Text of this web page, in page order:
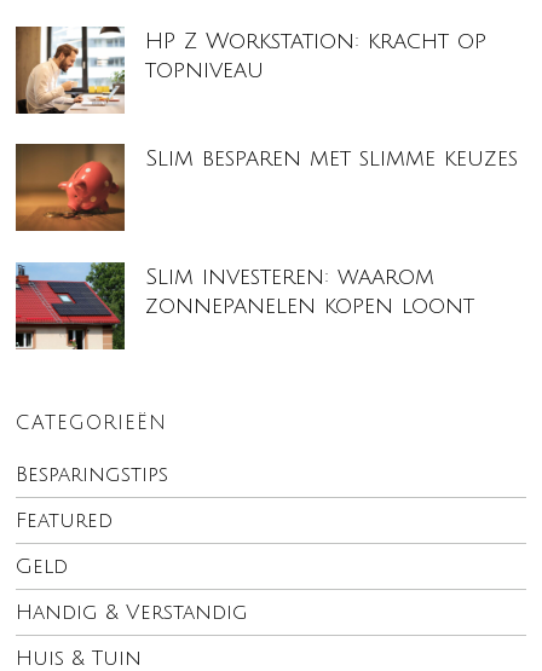
HP Z Workstation: kracht op
topniveau
Slim besparen met slimme keuzes
Slim investeren: waarom
zonnepanelen kopen loont
CATEGORIEËN
Besparingstips
Featured
Geld
Handig & Verstandig
Huis & Tuin